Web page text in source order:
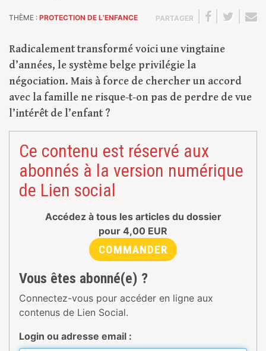
THÈME : PROTECTION DE L’ENFANCE PARTAGER
Radicalement transformé voici une vingtaine
d’années, le système belge privilégie la
négociation. Mais à force de chercher un accord
avec la famille ne risque-t-on pas de perdre de vue
l’intérêt de l’enfant ?
Ce contenu est réservé aux
abonnés à la version numérique
de Lien social
Accédez à tous les articles du dossier
pour 4,00 EUR
COMMANDER
Vous êtes abonné(e) ?
Connectez-vous pour accéder en ligne aux
contenus de Lien Social.
Login ou adresse email :